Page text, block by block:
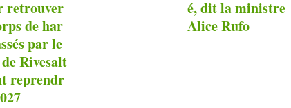
retrouver
de har
par le
Rivesalt
reprendr
é, dit la ministre
Alice Rufo